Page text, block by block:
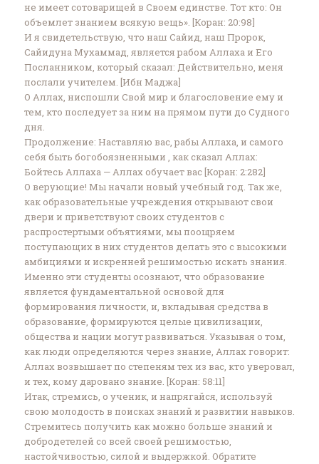
не имеет сотоварищей в Своем единстве. Тот кто: Он
объемлет знанием всякую вещь». [Коран: ‎‎20:98]‎
И я свидетельствую, что наш Сайид, наш Пророк,
Сайидуна Мухаммад, является рабом Аллаха и Его
Посланником, который сказал: Действительно, меня
послали учителем. [Ибн Маджа]‎
О Аллах, ниспошли Свой мир и благословение ему и
тем, кто последует за ним на прямом пути до Судного
дня. ‎
Продолжение: Наставляю вас, рабы Аллаха, и самого
себя быть богобоязненными , как сказал Аллах:
Бойтесь Аллаха — Аллах обучает вас [Коран: 2:282]‎
О верующие! Мы начали новый учебный год. Так же,
как образовательные учреждения открывают свои
двери и приветствуют своих студентов с
распростертыми объятиями, мы поощряем
поступающих в них студентов делать это с высокими
амбициями и искренней решимостью искать знания.
Именно эти студенты осознают, что образование
является фундаментальной основой для
формирования личности, и, вкладывая средства в
образование, формируются целые цивилизации,
общества и нации могут развиваться. Указывая о том,
как люди определяются через знание, Аллах говорит:
Аллах возвышает по степеням тех из вас, кто уверовал,
и тех, кому даровано знание. [Коран: ‎‎58:11]‎
Итак, стремись, о ученик, и напрягайся, используй
свою молодость в поисках знаний и развитии навыков.
Стремитесь получить как можно больше знаний и
добродетелей со всей своей решимостью,
настойчивостью, силой и выдержкой. Обратите